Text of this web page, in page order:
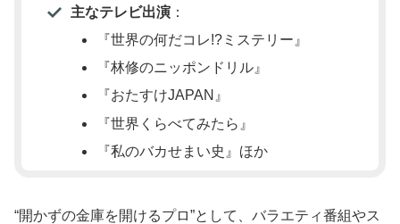
主なテレビ出演：
『世界の何だコレ!?ミステリー』
『林修のニッポンドリル』
『おたすけJAPAN』
『世界くらべてみたら』
『私のバカせまい史』ほか
“開かずの金庫を開けるプロ”として、バラエティ番組やス